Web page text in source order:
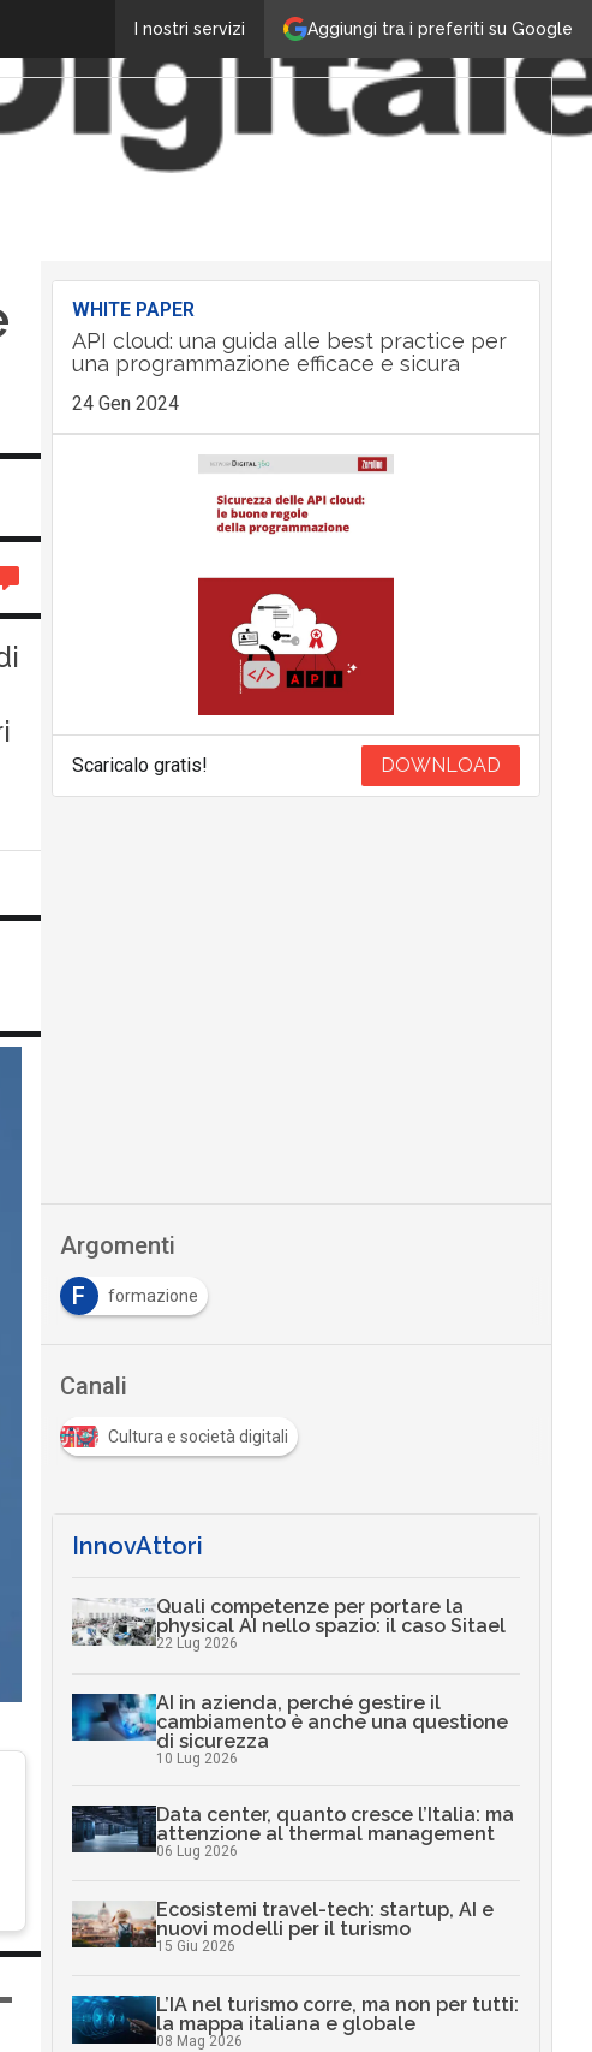
Aggiungi tra i preferiti su Google
I nostri servizi
WHITE PAPER
API cloud: una guida alle best practice per
una programmazione efficace e sicura
24 Gen 2024
Scaricalo gratis! DOWNLOAD
Argomenti
F
formazione
Canali
Cultura e società digitali
InnovAttori
Quali competenze per portare la
physical AI nello spazio: il caso Sitael
22 Lug 2026
AI in azienda, perché gestire il
cambiamento è anche una questione
di sicurezza
10 Lug 2026
Data center, quanto cresce l’Italia: ma
attenzione al thermal management
06 Lug 2026
Ecosistemi travel-tech: startup, AI e
nuovi modelli per il turismo
15 Giu 2026
L’IA nel turismo corre, ma non per tutti:
la mappa italiana e globale
08 Mag 2026